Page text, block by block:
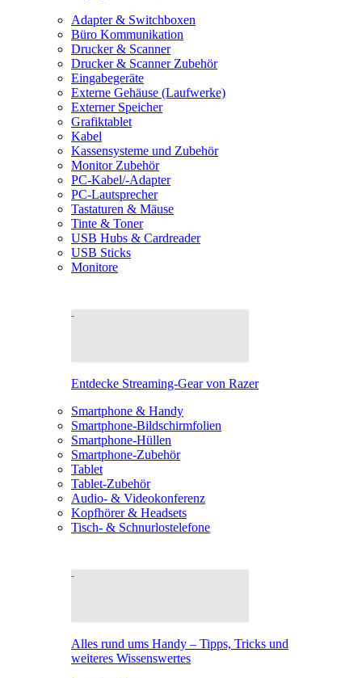
Adapter & Switchboxen
Büro Kommunikation
Drucker & Scanner
Drucker & Scanner Zubehör
Eingabegeräte
Externe Gehäuse (Laufwerke)
Externer Speicher
Grafiktablet
Kabel
Kassensysteme und Zubehör
Monitor Zubehör
PC-Kabel/-Adapter
PC-Lautsprecher
Tastaturen & Mäuse
Tinte & Toner
USB Hubs & Cardreader
USB Sticks
Monitore
Entdecke Streaming-Gear von Razer
Smartphone & Handy
Smartphone-Bildschirmfolien
Smartphone-Hüllen
Smartphone-Zubehör
Tablet
Tablet-Zubehör
Audio- & Videokonferenz
Kopfhörer & Headsets
Tisch- & Schnurlostelefone
Alles rund ums Handy – Tipps, Tricks und
weiteres Wissenswertes